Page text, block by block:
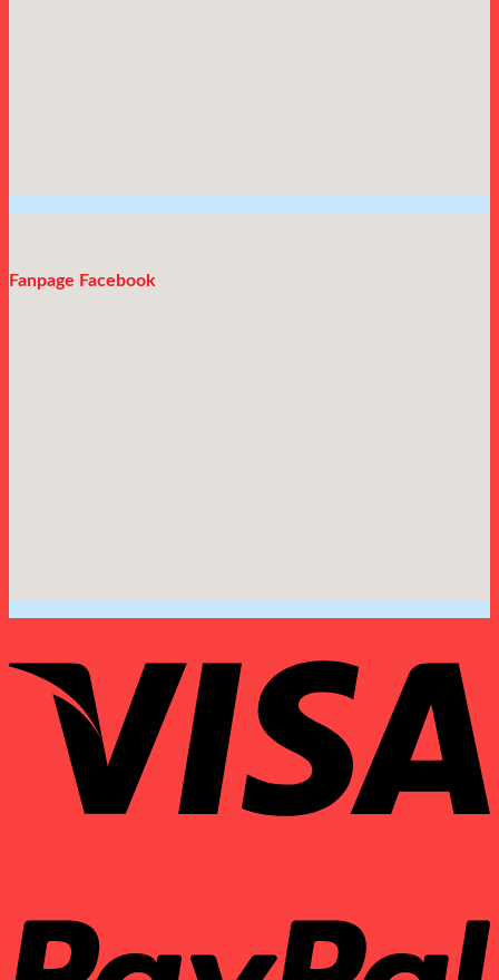
Fanpage Facebook